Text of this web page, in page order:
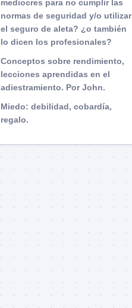
mediocres para no cumplir las
normas de seguridad y/o utilizar
el seguro de aleta? ¿o también
lo dicen los profesionales?
Conceptos sobre rendimiento,
lecciones aprendidas en el
adiestramiento. Por John.
Miedo: debilidad, cobardía,
regalo.